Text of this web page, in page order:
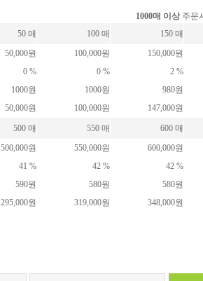
1000매 이상주문
50 매 100 매
150 매
50,000원
100,000원
150,000원
0 %
0 %
2 %
1000원
1000원
980원
50,000원
100,000원 147,000원
500 매 550 매
600 매
500,000원
550,000원
600,000원
41 %
42 %
42 %
590원
580원
580원
295,000원
319,000원 348,000원